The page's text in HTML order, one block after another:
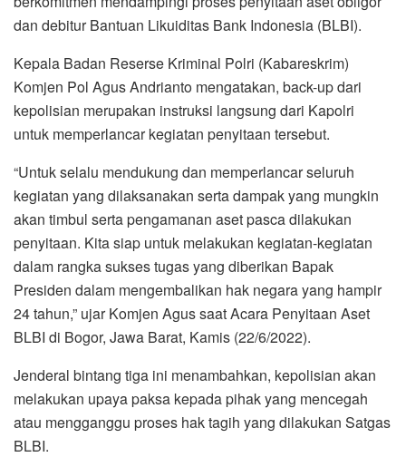
dan debitur Bantuan Likuiditas Bank Indonesia (BLBI).
Kepala Badan Reserse Kriminal Polri (Kabareskrim)
Komjen Pol Agus Andrianto mengatakan, back-up dari
kepolisian merupakan instruksi langsung dari Kapolri
untuk memperlancar kegiatan penyitaan tersebut.
“Untuk selalu mendukung dan memperlancar seluruh
kegiatan yang dilaksanakan serta dampak yang mungkin
akan timbul serta pengamanan aset pasca dilakukan
penyitaan. Kita siap untuk melakukan kegiatan-kegiatan
dalam rangka sukses tugas yang diberikan Bapak
Presiden dalam mengembalikan hak negara yang hampir
24 tahun,” ujar Komjen Agus saat Acara Penyitaan Aset
BLBI di Bogor, Jawa Barat, Kamis (22/6/2022).
Jenderal bintang tiga ini menambahkan, kepolisian akan
melakukan upaya paksa kepada pihak yang mencegah
atau mengganggu proses hak tagih yang dilakukan Satgas
BLBI.